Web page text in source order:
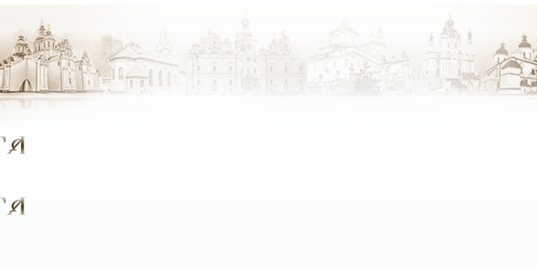
стали ближче до Бога, який був би цікавим людям різних конфесій.